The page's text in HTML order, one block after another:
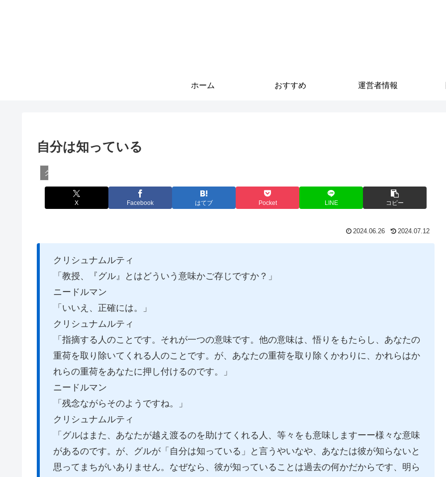
ホーム おすすめ 運営者情報
自分は知っている
クリシュナムルティ
X Facebook はてブ Pocket LINE コピー
2024.06.26 2024.07.12
クリシュナムルティ
「教授、『グル』とはどういう意味かご存じですか？」
ニードルマン
「いいえ、正確には。」
クリシュナムルティ
「指摘する人のことです。それが一つの意味です。他の意味は、悟りをもたらし、あなたの
重荷を取り除いてくれる人のことです。が、あなたの重荷を取り除くかわりに、かれらはか
れらの重荷をあなたに押し付けるのです。」
ニードルマン
「残念ながらそのようですね。」
クリシュナムルティ
「グルはまた、あなたが越え渡るのを助けてくれる人、等々をも意味しますーー様々な意味
があるのです。が、グルが「自分は知っている」と言うやいなや、あなたは彼が知らないと
思ってまちがいありません。なぜなら、彼が知っていることは過去の何かだからです、明ら